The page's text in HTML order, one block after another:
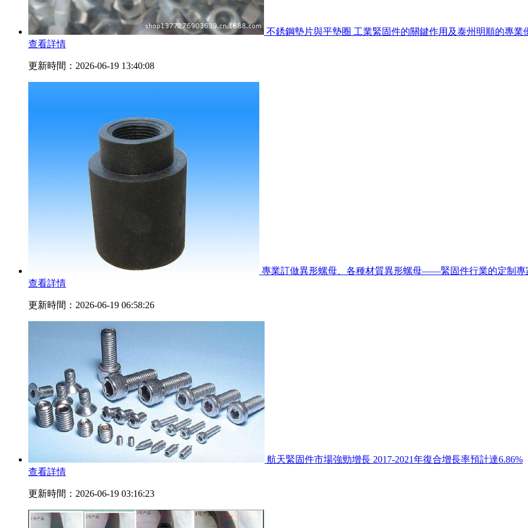
不銹鋼墊片與平墊圈 工業緊固件的關鍵作用及泰州明順的專業
查看詳情
更新時間：2026-06-19 13:40:08
專業訂做異形螺母、各種材質異形螺母——緊固件行業的定制專
查看詳情
更新時間：2026-06-19 06:58:26
航天緊固件市場強勁增長 2017-2021年復合增長率預計達6.86%
查看詳情
更新時間：2026-06-19 03:16:23